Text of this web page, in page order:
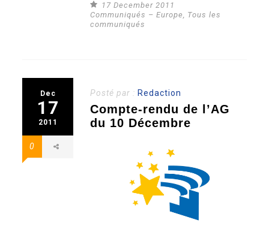
17 December 2011
Communiqués – Europe, Tous les
communiqués
Dec
17
2011
0
Posté par : Redaction
Compte-rendu de l’AG
du 10 Décembre